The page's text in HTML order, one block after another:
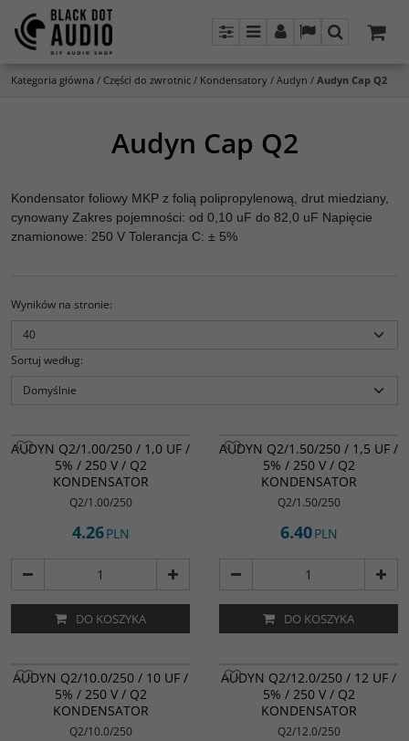
PanelMenuPanel LangSzukaj
Kategoria główna / Części do zwrotnic / Kondensatory / Audyn / Audyn Cap Q2
Audyn Cap Q2
Kondensator foliowy MKP z folią polipropylenową, drut miedziany,
cynowany Zakres pojemności: od 0,10 uF do 82,0 uF Napięcie
znamionowe: 250 V Tolerancja C: ± 5%
Wyników na stronie:
Sortuj według:
AUDYN Q2/1.00/250 / 1,0 UF /
5% / 250 V / Q2
KONDENSATOR
Q2/1.00/250
4.26PLN
DO KOSZYKA
AUDYN Q2/1.50/250 / 1,5 UF /
5% / 250 V / Q2
KONDENSATOR
Q2/1.50/250
6.40PLN
DO KOSZYKA
AUDYN Q2/10.0/250 / 10 UF /
5% / 250 V / Q2
KONDENSATOR
Q2/10.0/250
AUDYN Q2/12.0/250 / 12 UF /
5% / 250 V / Q2
KONDENSATOR
Q2/12.0/250